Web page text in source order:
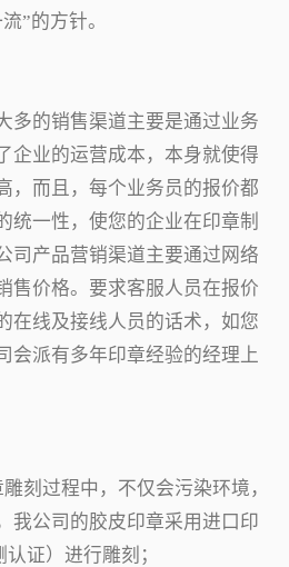
”的方针。
多的销售渠道主要是通过业务
企业的运营成本，本身就使得
，而且，每个业务员的报价都
统一性，使您的企业在印章制
司产品营销渠道主要通过网络
售价格。要求客服人员在报价
在线及接线人员的话术，如您
会派有多年印章经验的经理上
刻过程中，不仅会污染环境，
我公司的胶皮印章采用进口印
证）进行雕刻；